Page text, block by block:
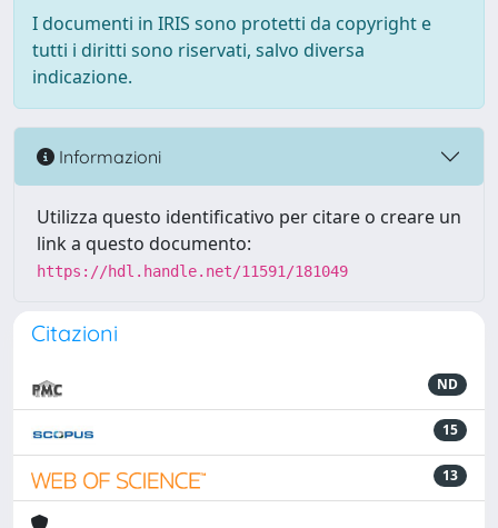
I documenti in IRIS sono protetti da copyright e
tutti i diritti sono riservati, salvo diversa
indicazione.
Informazioni
Utilizza questo identificativo per citare o creare un
link a questo documento:
https://hdl.handle.net/11591/181049
Citazioni
ND
15
13